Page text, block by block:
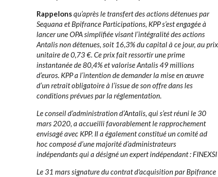
Rappelonsqu’après le transfert des actions détenues par
Sequana et Bpifrance Participations, KPP s’est engagée à
lancer une OPA simplifiée visant l’intégralité des actions
Antalis non détenues, soit 16,3% du capital à ce jour, au prix
unitaire de 0,73 €. Ce prix fait ressortir une prime
instantanée de 80,4% et valorise Antalis 49 millions
d’euros. KPP a l’intention de demander la mise en œuvre
d’un retrait obligatoire à l’issue de son offre dans les
conditions prévues par la réglementation.
Le conseil d’administration d’Antalis, qui s’est réuni le 30
mars 2020, a accueilli favorablement le rapprochement
envisagé avec KPP. Il a également constitué un comitéad
hoccomposé d’une majorité d’administrateurs
indépendants qui a désigné un expert indépendant : FINEXSI
Le 31 mars signature du contrat d'acquisition par Bpifrance